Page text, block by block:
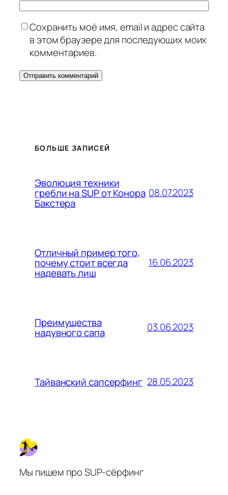
Сохранить моё имя, email и адрес сайта
в этом браузере для последующих моих
комментариев.
БОЛЬШЕ ЗАПИСЕЙ
Эволюция техники
гребли на SUP от Конора
Бакстера
08.07.2023
Отличный пример того,
почему стоит всегда
надевать лиш
16.06.2023
Преимущества
надувного сапа 03.06.2023
Тайванский сапсерфинг 28.05.2023
Мы пишем про SUP-сёрфинг